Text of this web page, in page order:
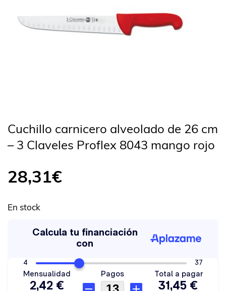
Cuchillo carnicero alveolado de 26 cm
– 3 Claveles Proflex 8043 mango rojo
28,31€
En stock